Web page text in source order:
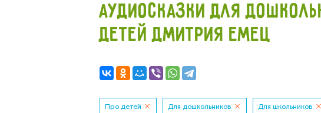
АУДИОСКАЗКИ ДЛЯ
ДЕТЕЙ ДМИТРИЯ ЕМЕЦ
Про детей Для дошкольников Для школьников